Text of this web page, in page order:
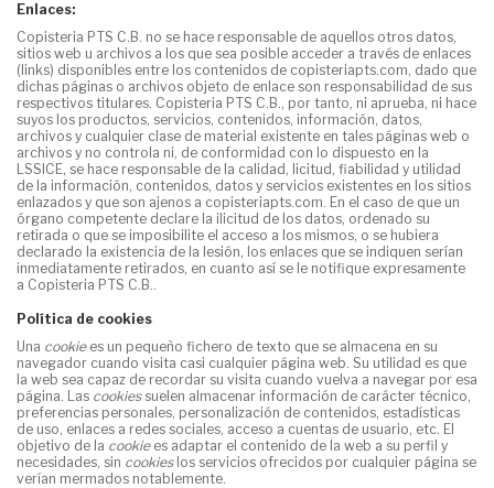
Enlaces:
Copisteria PTS C.B. no se hace responsable de aquellos otros datos,
sitios web u archivos a los que sea posible acceder a través de enlaces
(links) disponibles entre los contenidos de copisteriapts.com, dado que
dichas páginas o archivos objeto de enlace son responsabilidad de sus
respectivos titulares. Copisteria PTS C.B., por tanto, ni aprueba, ni hace
suyos los productos, servicios, contenidos, información, datos,
archivos y cualquier clase de material existente en tales páginas web o
archivos y no controla ni, de conformidad con lo dispuesto en la
LSSICE, se hace responsable de la calidad, licitud, fiabilidad y utilidad
de la información, contenidos, datos y servicios existentes en los sitios
enlazados y que son ajenos a copisteriapts.com. En el caso de que un
órgano competente declare la ilicitud de los datos, ordenado su
retirada o que se imposibilite el acceso a los mismos, o se hubiera
declarado la existencia de la lesión, los enlaces que se indiquen serían
inmediatamente retirados, en cuanto así se le notifique expresamente
a Copisteria PTS C.B..
Política de cookies
Una cookiees un pequeño fichero de texto que se almacena en su
navegador cuando visita casi cualquier página web. Su utilidad es que
la web sea capaz de recordar su visita cuando vuelva a navegar por esa
página. Las cookiessuelen almacenar información de carácter técnico,
preferencias personales, personalización de contenidos, estadísticas
de uso, enlaces a redes sociales, acceso a cuentas de usuario, etc. El
objetivo de la cookiees adaptar el contenido de la web a su perfil y
necesidades, sin cookieslos servicios ofrecidos por cualquier página se
verían mermados notablemente.